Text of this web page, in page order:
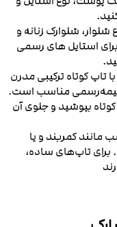
شلوار، شلوارک‌ زنانه و
استایل‌ های رسمی‌
تاپ کوتاه ترکیبی مدرن
نیمه‌رسمی مناسب است.
کوتاه بپوشید و جلوی آن
کمربند و یا
برای تاپ‌های ساده،